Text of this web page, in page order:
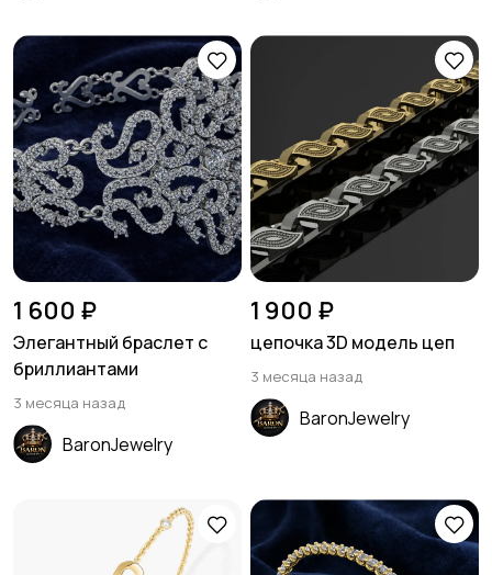
1 600 ₽
Элегантный браслет с
бриллиантами
3 месяца назад
BaronJewelry
1 900 ₽
цепочка 3D модель цеп
3 месяца назад
BaronJewelry